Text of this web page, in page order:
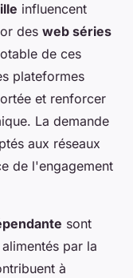
influencent
des web séries
de ces
plateformes
et renforcer
La demande
aux réseaux
de l'engagement
sont
par la
à